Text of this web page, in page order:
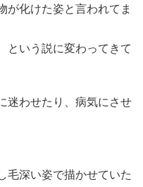
が化けた姿と言われてま
という説に変わってきて
迷わせたり、病気にさせ
毛深い姿で描かせていた